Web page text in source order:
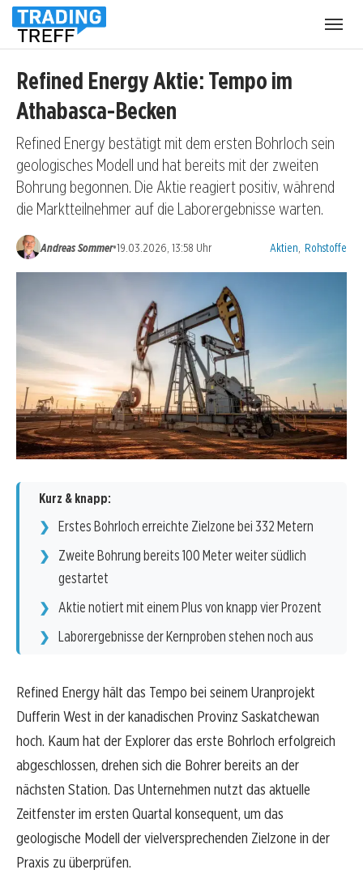
Refined Energy Aktie: Tempo im
Athabasca-Becken
Refined Energy bestätigt mit dem ersten Bohrloch sein
geologisches Modell und hat bereits mit der zweiten
Bohrung begonnen. Die Aktie reagiert positiv, während
die Marktteilnehmer auf die Laborergebnisse warten.
Andreas Sommer•19.03.2026, 13:58 Uhr Kategorien:
Aktien Rohstoffe
Kurz & knapp:
Erstes Bohrloch erreichte Zielzone bei 332 Metern
Zweite Bohrung bereits 100 Meter weiter südlich
gestartet
Aktie notiert mit einem Plus von knapp vier Prozent
Laborergebnisse der Kernproben stehen noch aus
Refined Energy hält das Tempo bei seinem Uranprojekt
Dufferin West in der kanadischen Provinz Saskatchewan
hoch. Kaum hat der Explorer das erste Bohrloch erfolgreich
abgeschlossen, drehen sich die Bohrer bereits an der
nächsten Station. Das Unternehmen nutzt das aktuelle
Zeitfenster im ersten Quartal konsequent, um das
geologische Modell der vielversprechenden Zielzone in der
Praxis zu überprüfen.